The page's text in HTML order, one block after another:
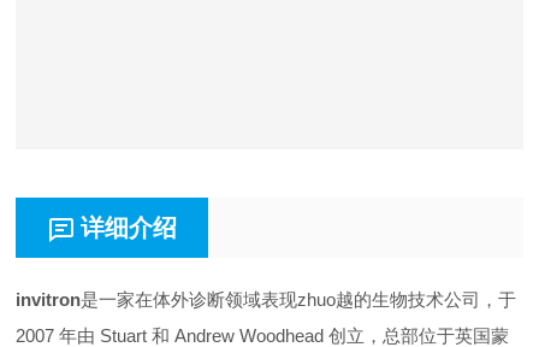
详细介绍
invitron是一家在体外诊断领域表现zhuo越的生物技术公司，于
2007 年由 Stuart 和 Andrew Woodhead 创立，总部位于英国蒙